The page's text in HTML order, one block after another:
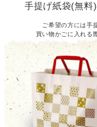
手提げ紙袋(無料
ご希望の方には手
買い物かごに入れる